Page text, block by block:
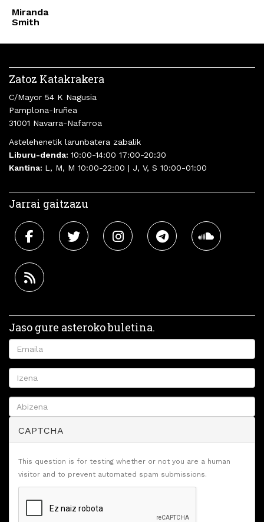
Miranda
Smith
Zatoz Katakrakera
C/Mayor 54 K Nagusia
Pamplona-Iruñea
31001 Navarra-Nafarroa
Astelehenetik larunbatera zabalik
Liburu-denda: 10:00-14:00 17:00-20:30
Kantina: L, M, M 10:00-22:00 | J, V, S 10:00-01:00
Jarrai gaitzazu
Jaso gure asteroko buletina.
CAPTCHA
This question is for testing whether or not you are a human
visitor and to prevent automated spam submissions.